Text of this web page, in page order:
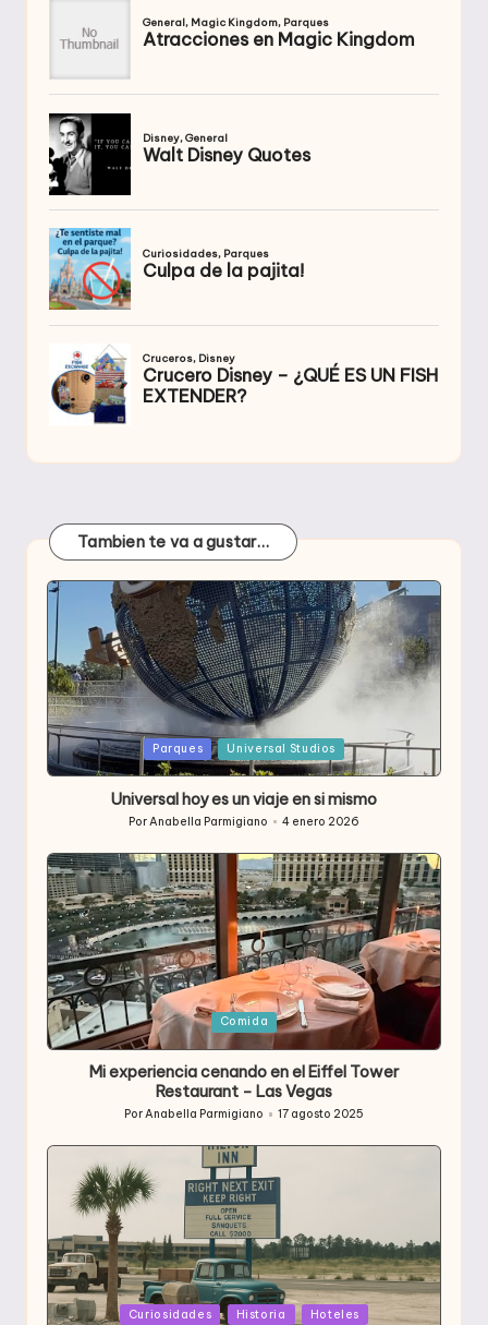
Tambien te va a gustar…
Publicada
en
Parques Universal Studios
Universal hoy es un viaje en si mismo
Publicado
PorAnabella Parmigiano 4 enero 2026
Publicada
en
Comida
Mi experiencia cenando en el Eiffel Tower
Restaurant – Las Vegas
Publicado
por
PorAnabella Parmigiano 17 agosto 2025
Publicada
Curiosidades Historia Hoteles